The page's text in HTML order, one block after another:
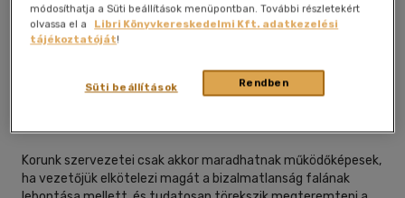
Kívánságlistához adom Megosztom
Harmat Kiadó| 2022|papír / puha kötés|118 oldal
Korunk szervezetei csak akkor maradhatnak működőképesek,
ha vezetőjük elkötelezi magát a bizalmatlanság falának
módosíthatja a Süti beállítások menüpontban. További részletekért
olvassa el a
Libri Könyvkereskedelmi Kft. adatkezelési
tájékoztatóját!
Rendben
Süti beállítások